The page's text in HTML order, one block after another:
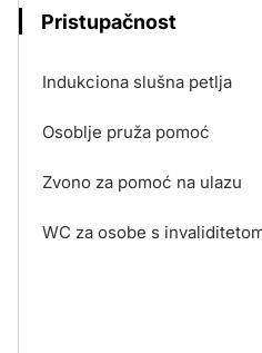
Pristupačnost
Indukciona slušna petlja
Osoblje pruža pomoć
Zvono za pomoć na ulazu
WC za osobe s